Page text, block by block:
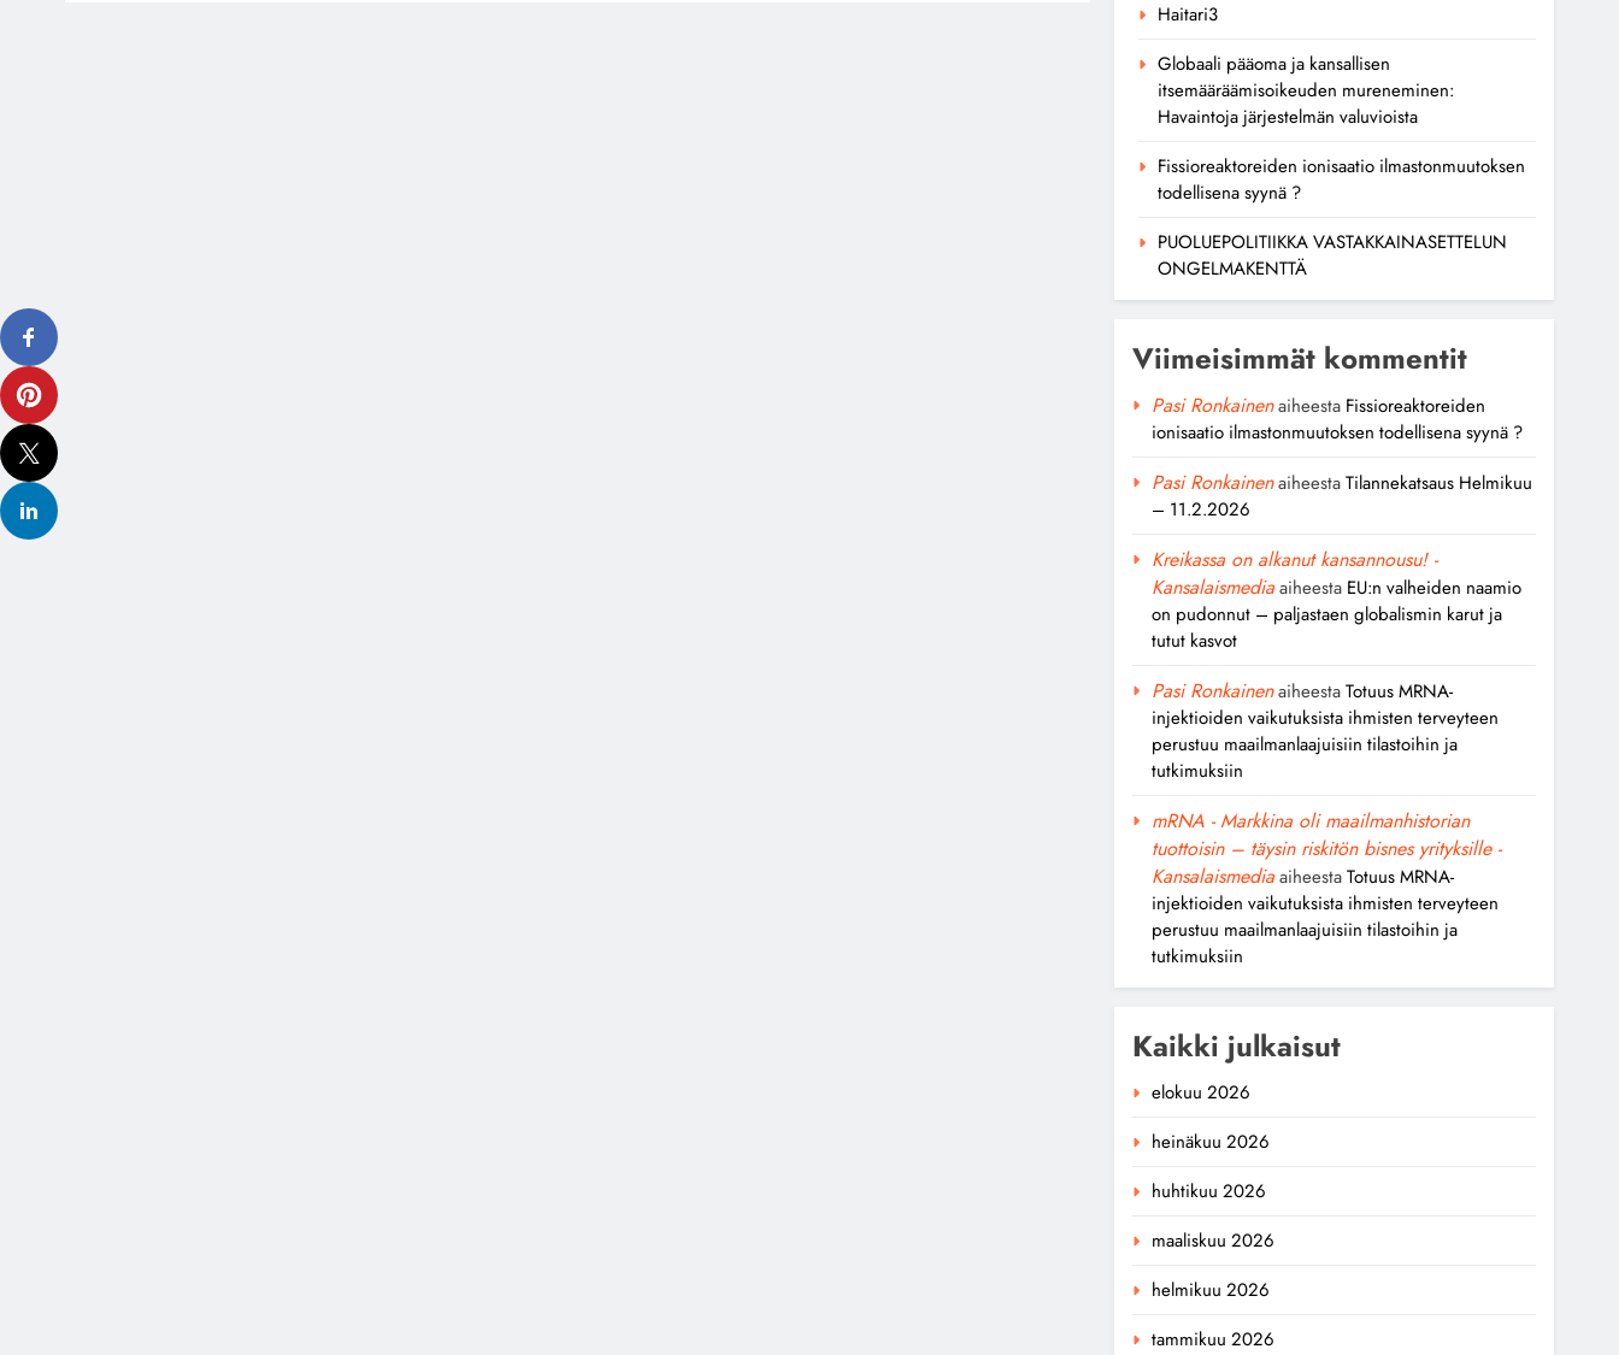
Haitari3
Globaali pääoma ja kansallisen
itsemääräämisoikeuden mureneminen:
Havaintoja järjestelmän valuvioista
Fissioreaktoreiden ionisaatio ilmastonmuutoksen
todellisena syynä ?
PUOLUEPOLITIIKKA VASTAKKAINASETTELUN
ONGELMAKENTTÄ
Viimeisimmät kommentit
Pasi Ronkainenaiheesta Fissioreaktoreiden
ionisaatio ilmastonmuutoksen todellisena syynä ?
Pasi RonkainenaiheestaTilannekatsaus Helmikuu
– 11.2.2026
Kreikassa on alkanut kansannousu! -
Kansalaismediaaiheesta EU:n valheiden naamio
on pudonnut – paljastaen globalismin karut ja
tutut kasvot
Pasi RonkainenaiheestaTotuus MRNA-
injektioiden vaikutuksista ihmisten terveyteen
perustuu maailmanlaajuisiin tilastoihin ja
tutkimuksiin
mRNA - Markkina oli maailmanhistorian
tuottoisin – täysin riskitön bisnes yrityksille -
KansalaismediaaiheestaTotuus MRNA-
injektioiden vaikutuksista ihmisten terveyteen
perustuu maailmanlaajuisiin tilastoihin ja
tutkimuksiin
Kaikki julkaisut
elokuu 2026
heinäkuu 2026
huhtikuu 2026
maaliskuu 2026
helmikuu 2026
tammikuu 2026